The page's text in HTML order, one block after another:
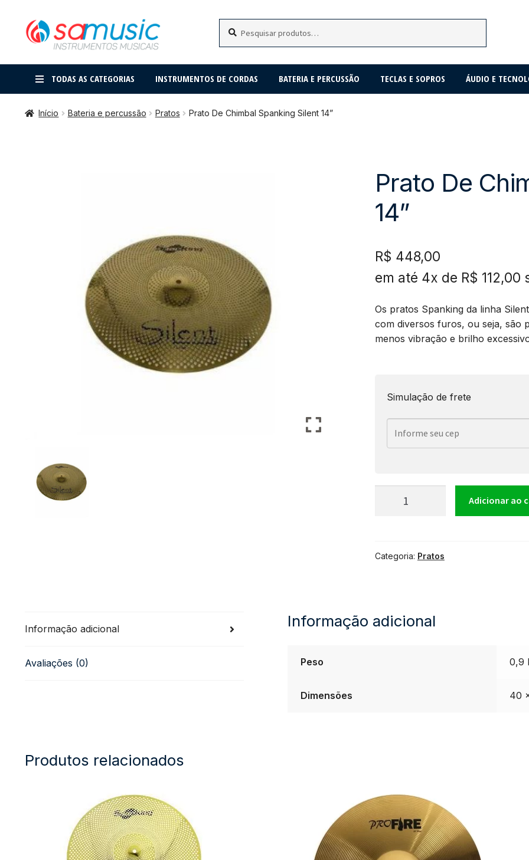
Pular
para
Pular
para
por:
TODAS AS CATEGORIAS INSTRUMENTOS DE CORDAS BATERIA E PERCUSSÃO TECLAS E SOPROS ÁUDIO E
Início Bateria e percussão Pratos Prato De Chimbal Spanking Silent 14”
Prato De
14”
R$ 448,00
em até 4x de R$ 112,00
Os pratos Spanking da linha
com diversos furos, ou seja, são
menos vibração e brilho
Simulação de frete
Prato
Chimbal
Silent
Adicionar ao
Categoria: Pratos
Informação adicional
Avaliações (0)
Informação adicional
Peso 0,9
Dimensões 40
Produtos relacionados